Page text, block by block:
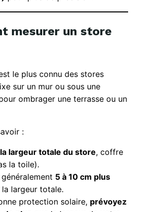
mesurer un store
le plus connu des stores
sur un mur ou sous une
ombrager une terrasse ou un
:
la largeur totale du store, coffre
la toile).
5 à 10 cm plus
la largeur totale.
protection solaire, prévoyez